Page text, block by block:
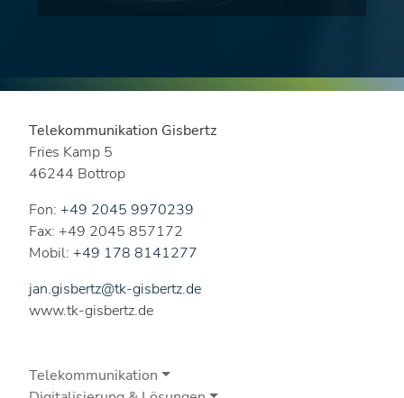
Telekommunikation Gisbertz
Fries Kamp 5
46244 Bottrop
Fon: +49 2045 9970239
Fax: +49 2045 857172
Mobil: +49 178 8141277
jan.gisbertz@tk-gisbertz.de
www.tk-gisbertz.de
Telekommunikation